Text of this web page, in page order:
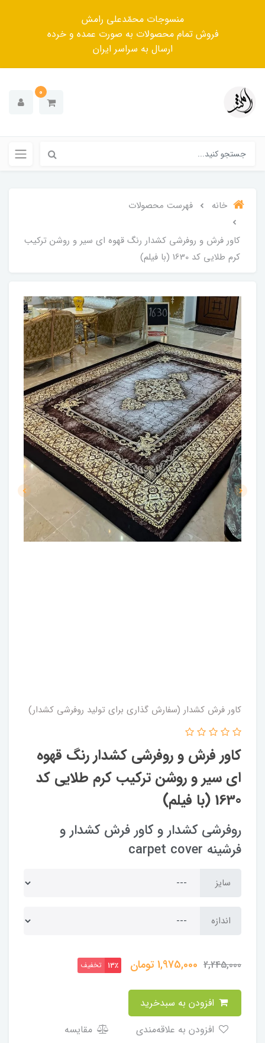
منسوجات محمّدعلی رامش
فروش تمام محصولات به صورت عمده و خرده
ارسال به سراسر ایران
0
خانه فهرست محصولات
کاور فرش و روفرشی کشدار رنگ قهوه ای سیر و روشن ترکیب
کرم طلایی کد 1630 (با فیلم)
کاور فرش کشدار (سفارش گذاری برای تولید روفرشی کشدار)
کاور فرش و روفرشی کشدار رنگ قهوه
ای سیر و روشن ترکیب کرم طلایی کد
1630 (با فیلم)
روفرشی کشدار و کاور فرش کشدار و
فرشینه carpet cover
سایز
اندازه
2,245,000
1,975,000تومان 13٪ تخفیف
مقایسه